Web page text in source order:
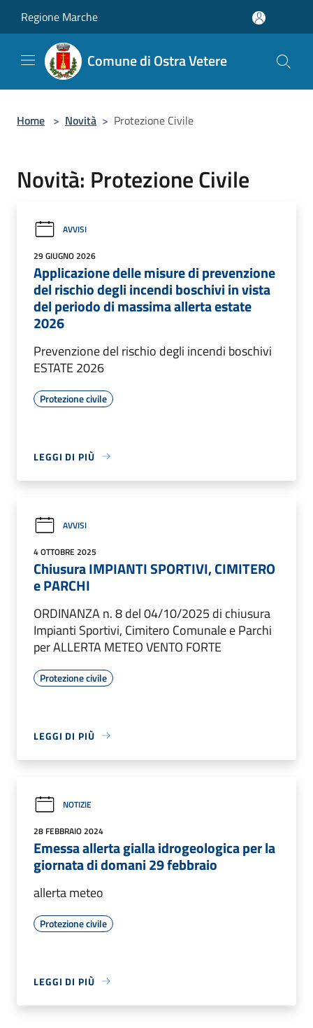
Regione Marche
Comune di Ostra Vetere
Home > Novità > Protezione Civile
Novità: Protezione Civile
AVVISI
29 GIUGNO 2026
Applicazione delle misure di prevenzione
del rischio degli incendi boschivi in vista
del periodo di massima allerta estate
2026
Prevenzione del rischio degli incendi boschivi
ESTATE 2026
Protezione civile
LEGGI DI PIÙ
AVVISI
4 OTTOBRE 2025
Chiusura IMPIANTI SPORTIVI, CIMITERO
e PARCHI
ORDINANZA n. 8 del 04/10/2025 di chiusura
Impianti Sportivi, Cimitero Comunale e Parchi
per ALLERTA METEO VENTO FORTE
Protezione civile
LEGGI DI PIÙ
NOTIZIE
28 FEBBRAIO 2024
Emessa allerta gialla idrogeologica per la
giornata di domani 29 febbraio
allerta meteo
Protezione civile
LEGGI DI PIÙ